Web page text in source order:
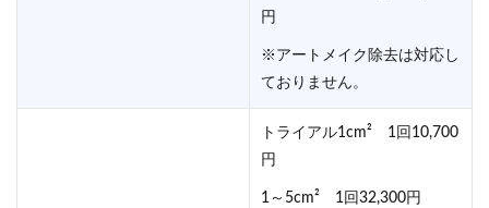
円
※アートメイク除去は対応し
ておりません。
トライアル1cm² 1回10,700
円
1～5cm² 1回32,300円